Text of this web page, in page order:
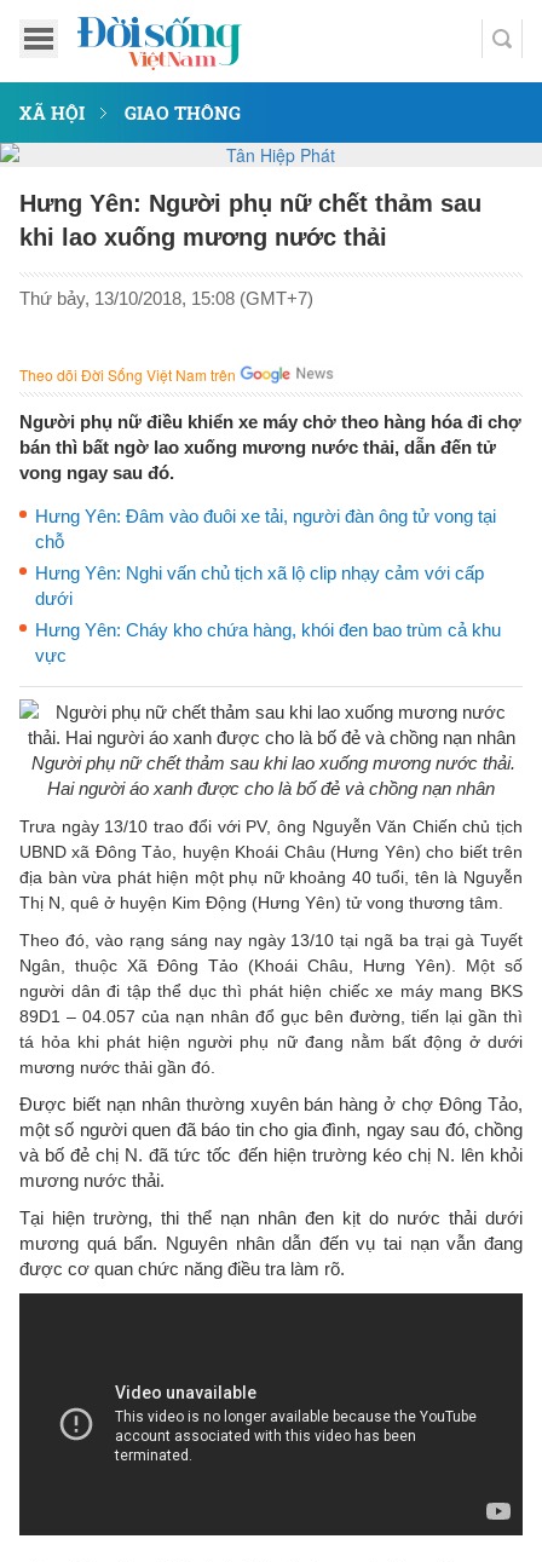
XÃ HỘI GIAO THÔNG
Hưng Yên: Người phụ nữ chết thảm sau
khi lao xuống mương nước thải
Thứ bảy, 13/10/2018, 15:08 (GMT+7)
Theo dõi Đời Sống Việt Nam trên
Người phụ nữ điều khiển xe máy chở theo hàng hóa đi chợ
bán thì bất ngờ lao xuống mương nước thải, dẫn đến tử
vong ngay sau đó.
Hưng Yên: Đâm vào đuôi xe tải, người đàn ông tử vong tại
chỗ
Hưng Yên: Nghi vấn chủ tịch xã lộ clip nhạy cảm với cấp
dưới
Hưng Yên: Cháy kho chứa hàng, khói đen bao trùm cả khu
vực
Người phụ nữ chết thảm sau khi lao xuống mương nước thải.
Hai người áo xanh được cho là bố đẻ và chồng nạn nhân
Trưa ngày 13/10 trao đổi với PV, ông Nguyễn Văn Chiến chủ tịch
UBND xã Đông Tảo, huyện Khoái Châu (Hưng Yên) cho biết trên
địa bàn vừa phát hiện một phụ nữ khoảng 40 tuổi, tên là Nguyễn
Thị N, quê ở huyện Kim Động (Hưng Yên) tử vong thương tâm.
Theo đó, vào rạng sáng nay ngày 13/10 tại ngã ba trại gà Tuyết
Ngân, thuộc Xã Đông Tảo (Khoái Châu, Hưng Yên). Một số
người dân đi tập thể dục thì phát hiện chiếc xe máy mang BKS
89D1 – 04.057 của nạn nhân đổ gục bên đường, tiến lại gần thì
tá hỏa khi phát hiện người phụ nữ đang nằm bất động ở dưới
mương nước thải gần đó.
Được biết nạn nhân thường xuyên bán hàng ở chợ Đông Tảo,
một số người quen đã báo tin cho gia đình, ngay sau đó, chồng
và bố đẻ chị N. đã tức tốc đến hiện trường kéo chị N. lên khỏi
mương nước thải.
Tại hiện trường, thi thể nạn nhân đen kịt do nước thải dưới
mương quá bẩn. Nguyên nhân dẫn đến vụ tai nạn vẫn đang
được cơ quan chức năng điều tra làm rõ.